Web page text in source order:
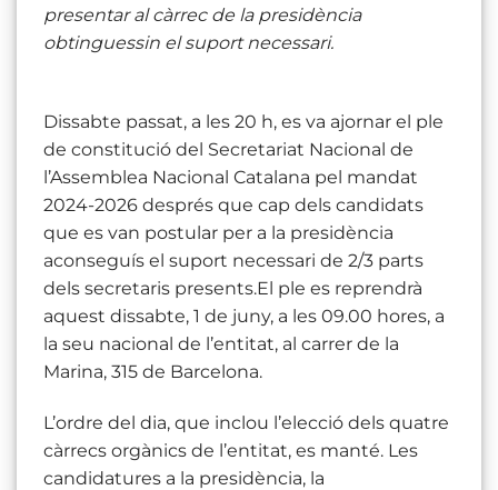
presentar al càrrec de la presidència
obtinguessin el suport necessari.
Dissabte passat, a les 20 h, es va ajornar el ple
de constitució del Secretariat Nacional de
l’Assemblea Nacional Catalana pel mandat
2024-2026 després que cap dels candidats
que es van postular per a la presidència
aconseguís el suport necessari de 2/3 parts
dels secretaris presents.El ple es reprendrà
aquest dissabte, 1 de juny, a les 09.00 hores, a
la seu nacional de l’entitat, al carrer de la
Marina, 315 de Barcelona.
L’ordre del dia, que inclou l’elecció dels quatre
càrrecs orgànics de l’entitat, es manté. Les
candidatures a la presidència, la